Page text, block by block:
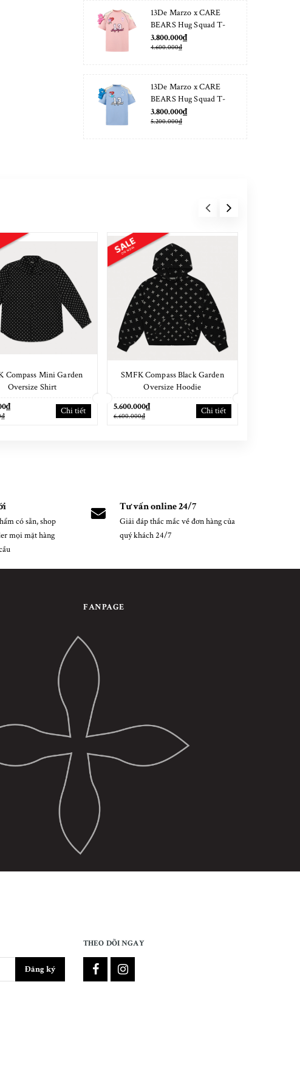
13De Marzo x CARE
BEARS Hug Squad T-
shirt Almond Blossom
3.800.000₫
4.600.000₫
13De Marzo x CARE
BEARS Hug Squad T-
shirt Placid Blue
3.800.000₫
5.200.000₫
Compass Mini Garden
Oversize Shirt
Chi tiết
SMFK Compass Black Garden
Oversize Hoodie
5.600.000₫
6.600.000₫ Chi tiết
có sẵn, shop
mọi mặt hàng
Tư vấn online 24/7
Giải đáp thắc mắc về đơn hàng của
quý khách 24/7
FANPAGE
Đăng ký
THEO DÕI NGAY